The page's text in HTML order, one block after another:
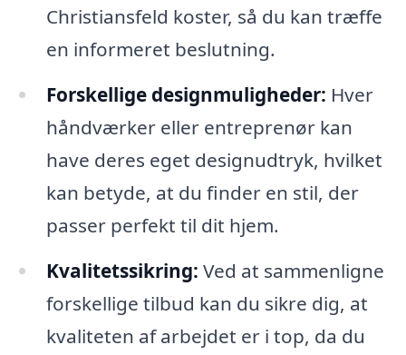
Christiansfeld koster, så du kan træffe
en informeret beslutning.
Forskellige designmuligheder: Hver
håndværker eller entreprenør kan
have deres eget designudtryk, hvilket
kan betyde, at du finder en stil, der
passer perfekt til dit hjem.
Kvalitetssikring: Ved at sammenligne
forskellige tilbud kan du sikre dig, at
kvaliteten af arbejdet er i top, da du